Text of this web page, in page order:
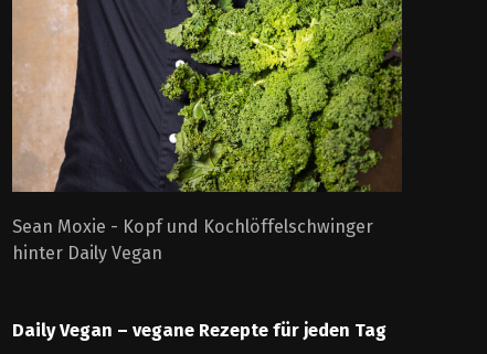
Sean Moxie - Kopf und Kochlöffelschwinger
hinter Daily Vegan
Daily Vegan – vegane Rezepte für jeden Tag